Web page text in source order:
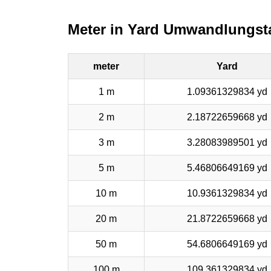
Meter in Yard
meter Yard
1 m 1.09361329834 yd
2 m 2.18722659668 yd
3 m 3.28083989501 yd
5 m 5.46806649169 yd
10 m 10.9361329834 yd
20 m 21.8722659668 yd
50 m 54.6806649169 yd